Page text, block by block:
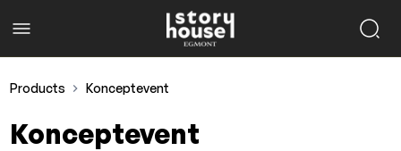
Products Konceptevent
Konceptevent